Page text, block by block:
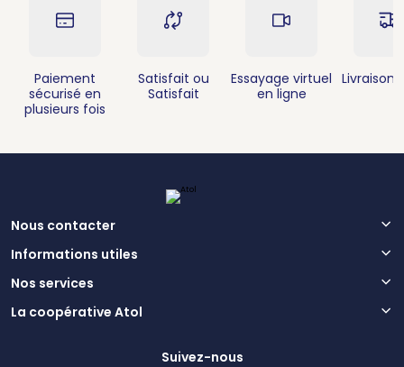
Paiement
sécurisé en
plusieurs fois
Satisfait ou
Satisfait
Essayage virtuel
en ligne
Livraison
Nous contacter
Informations utiles
Nos services
La coopérative Atol
Suivez-nous